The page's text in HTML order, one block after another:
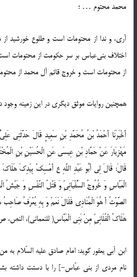
محمد محتوم … ؛
آری، و ندا از محتومات است و طلوع خورشید
اختلاف بنی‌عباس بر سر حکومت از محتومات
از محتومات است و خروج قائم آل محمد از
همچنین روایات موثق دیگری در این زمینه وجود
أَخْبَرَنَا أَحْمَدُ بْنُ مُحَمَّدِ بْنِ سَعِيدٍ قَالَ حَدَّثَنِي
مَهْزِيَارَ عَنْ حَمَّادِ بْنِ عِيسَى عَنِ الْحُسَيْنِ بْنِ
قَالَ: قَالَ لِي أَبُو عَبْدِ اللَّهِ ع أَمْسِكْ بِيَدِكَ هَلَاكَ
الْعَبَّاسِ‏ وَ خُرُوجُ السُّفْيَانِيِّ وَ قَتْلُ النَّفْسِ وَ
الصَّوْتُ أَ هُوَ الْمُنَادِي فَقَالَ نَعَمْ وَ بِهِ يُعْرَفُ صَاحِبُ
هَلَاكُ الْفُلَانِيِّ مِنْ بَنِي الْعَبَّاس‏( للنعماني)، النص، ص:
ابن أبى يعفور گويد: امام صادق عليه السّلام
نام مردى از بني عبّاس-] را با دستت داشته